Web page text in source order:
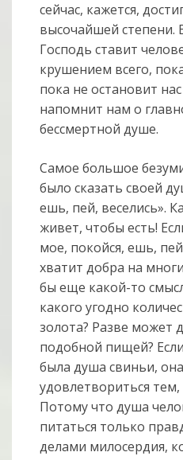
сейчас, кажется,
высочайшей степени.
Господь ставит
крушением всего,
пока не остановит
напомнит нам о
бессмертной душе.
Самое большое
было сказать своей
ешь, пей, веселись».
живет, чтобы есть!
мое, покойся, ешь,
хватит добра на
бы еще какой-то
какого угодно
золота? Разве может
подобной пищей?
была душа свиньи,
удовлетвориться
Потому что душа
питаться только
делами милосердия,